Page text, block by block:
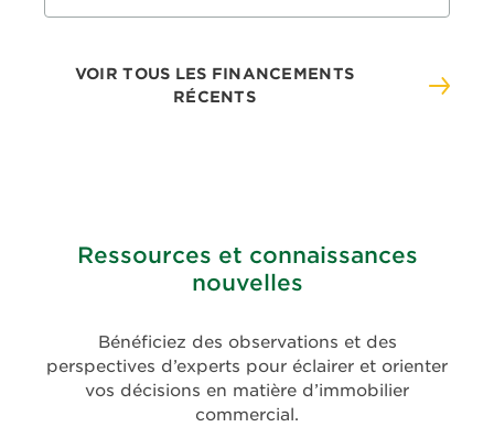
VOIR TOUS LES FINANCEMENTS
RÉCENTS
Ressources et connaissances
nouvelles
Bénéficiez des observations et des
perspectives d’experts pour éclairer et orienter
vos décisions en matière d’immobilier
commercial.